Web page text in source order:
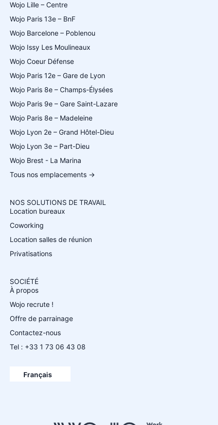
Wojo Lille – Centre
Wojo Paris 13e – BnF
Wojo Barcelone – Poblenou
Wojo Issy Les Moulineaux
Wojo Coeur Défense
Wojo Paris 12e – Gare de Lyon
Wojo Paris 8e – Champs-Élysées
Wojo Paris 9e – Gare Saint-Lazare
Wojo Paris 8e – Madeleine
Wojo Lyon 2e – Grand Hôtel-Dieu
Wojo Lyon 3e – Part-Dieu
Wojo Brest - La Marina
Tous nos emplacements →
NOS SOLUTIONS DE TRAVAIL
Location bureaux
Coworking
Location salles de réunion
Privatisations
SOCIÉTÉ
À propos
Wojo recrute !
Offre de parrainage
Contactez-nous
Tel : +33 1 73 06 43 08
Français
Español
Deutsch